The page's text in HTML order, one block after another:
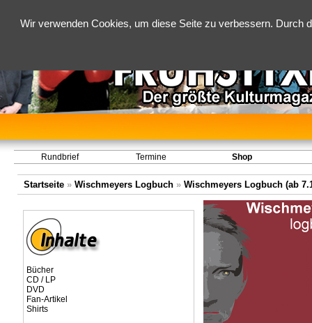
Wir verwenden Cookies, um diese Seite zu verbessern.
Rundbrief Termine Shop
Startseite» Wischmeyers Logbuch» Wischmeyers Logbuch (ab
Bücher
CD / LP
DVD
Fan-Artikel
Shirts